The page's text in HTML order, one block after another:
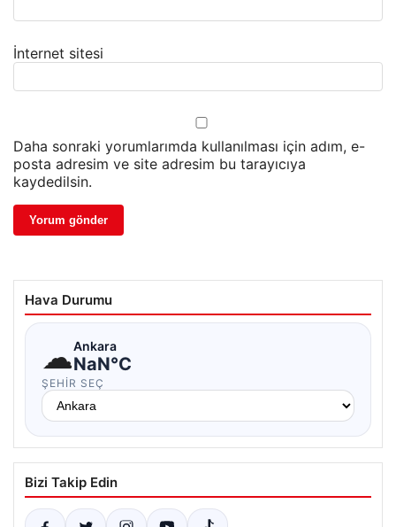
İnternet sitesi
Daha sonraki yorumlarımda kullanılması için adım, e-
posta adresim ve site adresim bu tarayıcıya
kaydedilsin.
Hava Durumu
☁Ankara
NaN°C
ŞEHIR SEÇ
Bizi Takip Edin